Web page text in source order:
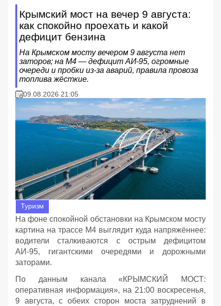
Крымский мост на вечер 9 августа:
как спокойно проехать и какой
дефицит бензина
На Крымском мосту вечером 9 августа нет
заторов; на М4 — дефицит АИ‑95, огромные
очереди и пробки из‑за аварий, правила провоза
топлива жёсткие.
09.08.2026 21:05
Туризм
На фоне спокойной обстановки на Крымском мосту
картина на трассе М4 выглядит куда напряжённее:
водители сталкиваются с острым дефицитом
АИ‑95, гигантскими очередями и дорожными
заторами.
По данным канала «КРЫМСКИЙ МОСТ:
оперативная информация», на 21:00 воскресенья,
9 августа, с обеих сторон моста затруднений в